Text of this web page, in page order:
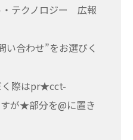
・テクノロジー 広報
い合わせ”をお選びく
く際はpr★cct-
が★部分を@に置き